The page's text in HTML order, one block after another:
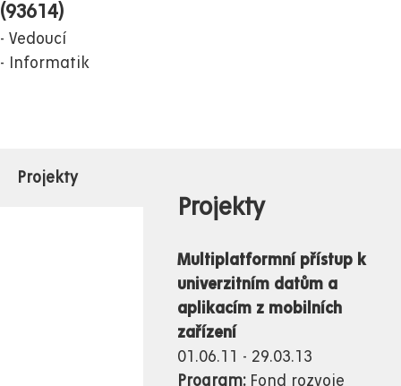
(93614)
Vedoucí
Informatik
Projekty
Projekty
Multiplatformní přístup k
univerzitním datům a
aplikacím z mobilních
zařízení
01.06.11 - 29.03.13
Program: Fond rozvoje